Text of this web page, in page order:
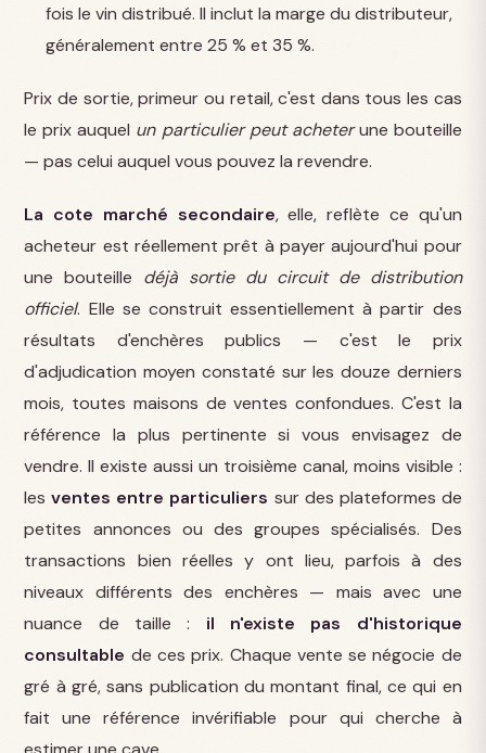
fois le vin distribué. Il inclut la marge du distributeur,
généralement entre 25 % et 35 %.
Prix de sortie, primeur ou retail, c'est dans tous les cas
le prix auquel un particulier peut acheterune bouteille
— pas celui auquel vous pouvez la revendre.
La cote marché secondaire, elle, reflète ce qu'un
acheteur est réellement prêt à payer aujourd'hui pour
une bouteille déjà sortie du circuit de distribution
officiel. Elle se construit essentiellement à partir des
résultats d'enchères publics — c'est le prix
d'adjudication moyen constaté sur les douze derniers
mois, toutes maisons de ventes confondues. C'est la
référence la plus pertinente si vous envisagez de
vendre. Il existe aussi un troisième canal, moins visible :
lesventes entre particuliers sur des plateformes de
petites annonces ou des groupes spécialisés. Des
transactions bien réelles y ont lieu, parfois à des
niveaux différents des enchères — mais avec une
nuance de taille : il n'existe pas d'historique
consultable de ces prix. Chaque vente se négocie de
gré à gré, sans publication du montant final, ce qui en
fait une référence invérifiable pour qui cherche à